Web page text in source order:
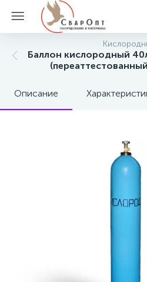
Баллон кислородный
Описание